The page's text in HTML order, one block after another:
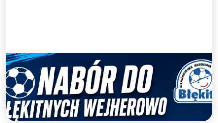
Nabory uzupełniające do WAPN
Błękitni Wejherowo
Zapraszamy do gry w WAPN Błękitni Wejherowo
Czytaj więcej >>